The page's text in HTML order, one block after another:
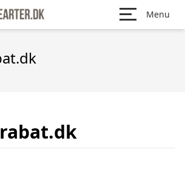
Menu